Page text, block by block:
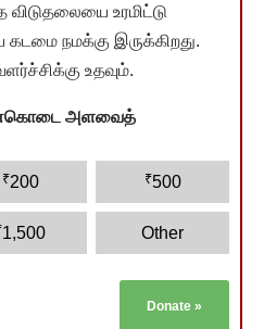
உரமிட்டு
நமக்கு இருக்கிறது.
உதவும்.
அளவைத்
₹200 ₹500
1,500 Other
Donate »